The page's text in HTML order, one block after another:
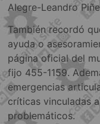
Alegre-Leandro
También recordó
ayuda o
página oficial del
fijo 455-1159.
emergencias
críticas vinculadas
problemáticos.